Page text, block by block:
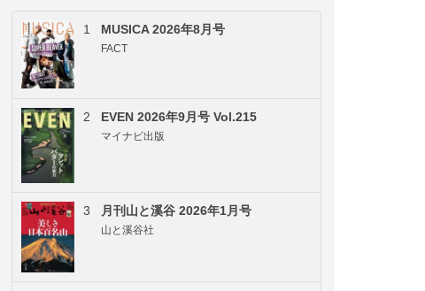
1 MUSICA 2026年8月号
FACT
2 EVEN 2026年9月号 Vol.215
マイナビ出版
3 月刊山と溪谷 2026年1月号
山と溪谷社